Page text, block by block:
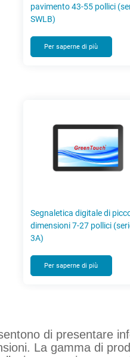
pavimento 43-55 pollici
SWLB)
Per saperne di più
Segnaletica digitale di
dimensioni 7-27 pollici
3A)
Per saperne di più
di presentare
La gamma di